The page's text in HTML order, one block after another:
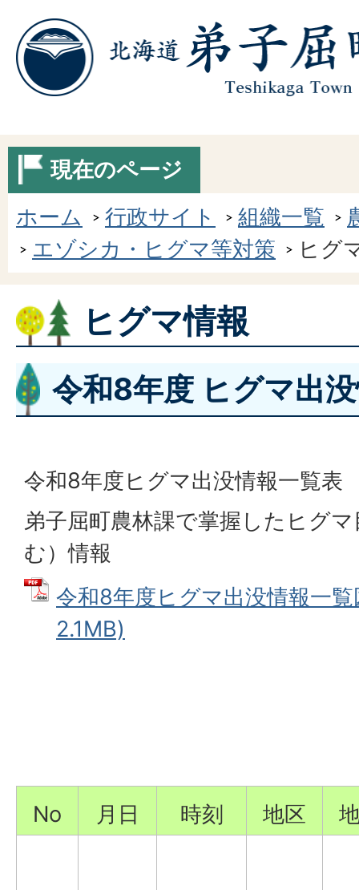
現在のページ
ホーム
行政サイト 組織一覧
エゾシカ・ヒグマ等対策
ヒグ
ヒグマ情報
令和8年度 ヒグマ出
令和8年度ヒグマ出没情報一覧表
弟子屈町農林課で掌握したヒグ
む）情報
令和8年度ヒグマ出没情報一
2.1MB)
No 月日 時刻 地区